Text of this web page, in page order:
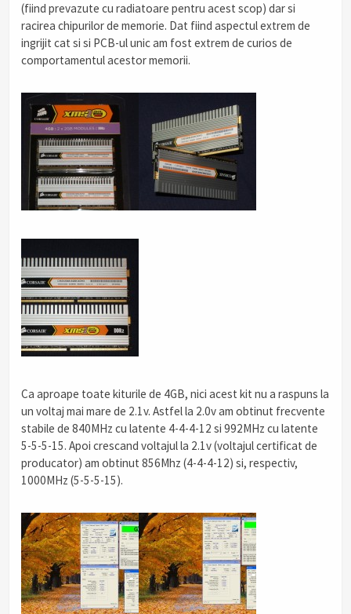
(fiind prevazute cu radiatoare pentru acest scop) dar si
racirea chipurilor de memorie. Dat fiind aspectul extrem de
ingrijit cat si si PCB-ul unic am fost extrem de curios de
comportamentul acestor memorii.
Ca aproape toate kiturile de 4GB, nici acest kit nu a raspuns la
un voltaj mai mare de 2.1v. Astfel la 2.0v am obtinut frecvente
stabile de 840MHz cu latente 4-4-4-12 si 992MHz cu latente
5-5-5-15. Apoi crescand voltajul la 2.1v (voltajul certificat de
producator) am obtinut 856Mhz (4-4-4-12) si, respectiv,
1000MHz (5-5-5-15).